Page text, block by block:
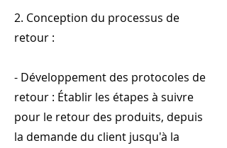
2. Conception du processus de
retour :
- Développement des protocoles de
retour : Établir les étapes à suivre
pour le retour des produits, depuis
la demande du client jusqu'à la